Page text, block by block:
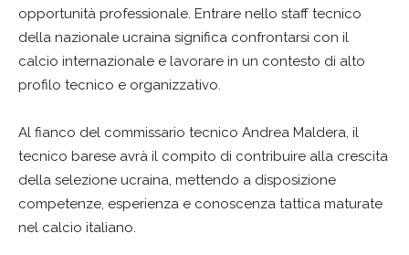
opportunità professionale. Entrare nello staff tecnico
della nazionale ucraina significa confrontarsi con il
calcio internazionale e lavorare in un contesto di alto
profilo tecnico e organizzativo.
Al fianco del commissario tecnico Andrea Maldera, il
tecnico barese avrà il compito di contribuire alla crescita
della selezione ucraina, mettendo a disposizione
competenze, esperienza e conoscenza tattica maturate
nel calcio italiano.